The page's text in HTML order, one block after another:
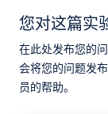
您对这篇实
在此处发布您的
会将您的问题发
员的帮助。